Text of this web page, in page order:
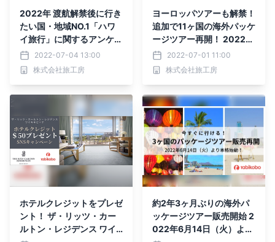
2022年 渡航解禁後に行き
たい国・地域NO.1「ハワ
イ旅行」に関するアンケー
ト 「2022年秋以降に行き
たい」が約6割 今秋から
渡航本格化の兆し
2022-07-04 13:00
株式会社旅工房
ヨーロッパツアーも解禁！
追加で11ヶ国の海外パッケ
ージツアー再開！ 2022年
7月1日（金）より
2022-07-01 11:00
株式会社旅工房
ホテルクレジットをプレゼ
ント！ ザ・リッツ・カー
ルトン・レジデンス ワイ
約2年3ヶ月ぶりの海外パ
ッケージツアー販売開始 2
022年6月14日（火）より